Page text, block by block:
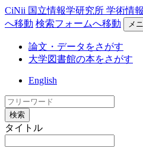
CiNii 国立情報学研究所 学術情
へ移動 検索フォームへ移動 メ
論文・データをさがす
大学図書館の本をさがす
English
検索
タイトル